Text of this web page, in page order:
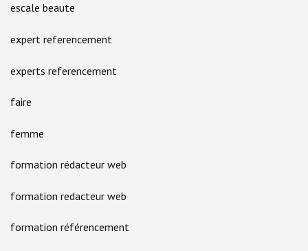
escale beaute
expert referencement
experts referencement
faire
femme
formation rédacteur web
formation redacteur web
formation référencement